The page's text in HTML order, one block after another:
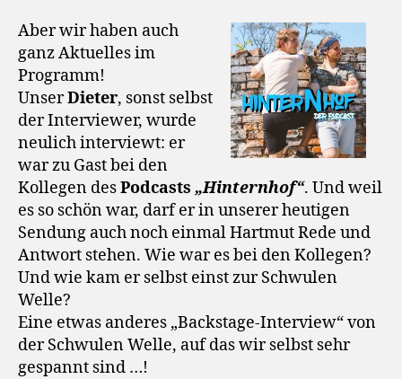
Aber wir haben auch
ganz Aktuelles im
Programm!
UnserDieter, sonst selbst
der Interviewer, wurde
neulich interviewt: er
war zu Gast bei den
Kollegen desPodcasts „Hinternhof“. Und weil
es so schön war, darf er in unserer heutigen
Sendung auch noch einmal Hartmut Rede und
Antwort stehen. Wie war es bei den Kollegen?
Und wie kam er selbst einst zur Schwulen
Welle?
Eine etwas anderes „Backstage-Interview“ von
der Schwulen Welle, auf das wir selbst sehr
gespannt sind …!